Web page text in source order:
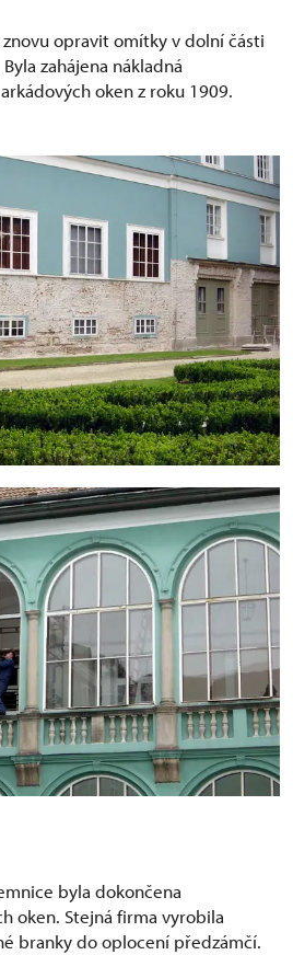
opravit omítky v dolní části
zahájena nákladná
oken z roku 1909.
byla dokončena
oken. Stejná firma vyrobila
branky do oplocení předzámčí.